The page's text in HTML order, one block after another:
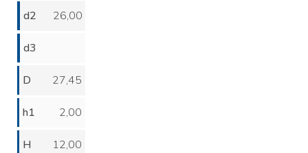
d2 26,00
d3
D 27,45
h1 2,00
H
12,00